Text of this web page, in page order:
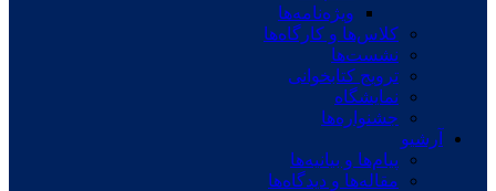
ویژه‌نامه‌ها
کلاس‌ها و کارگاه‌ها
نشست‌ها
ترویج کتابخوانی
نمایشگاه
جشنواره‌ها
آرشیو
پیام‌ها و بیانیه‌ها
مقاله‌ها و دیدگاه‌ها